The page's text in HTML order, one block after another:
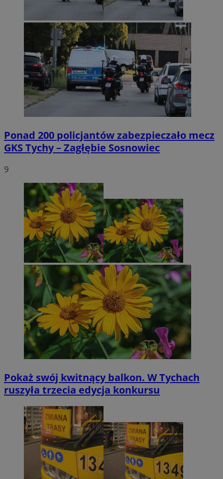
Ponad 200 policjantów zabezpieczało mecz
GKS Tychy – Zagłębie Sosnowiec
9
Pokaż swój kwitnący balkon. W Tychach
ruszyła trzecia edycja konkursu